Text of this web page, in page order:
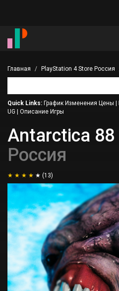
Главная PlayStation 4 Store Россия
Quick Links: График Изменения Цены
UG
Описание Игры
Antarctica 88
Россия
(13)